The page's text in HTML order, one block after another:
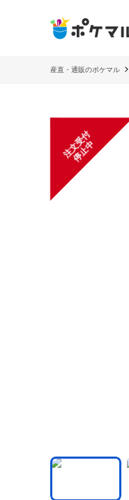
産直・通販のポケマル
注
文
受
付
停
止
中